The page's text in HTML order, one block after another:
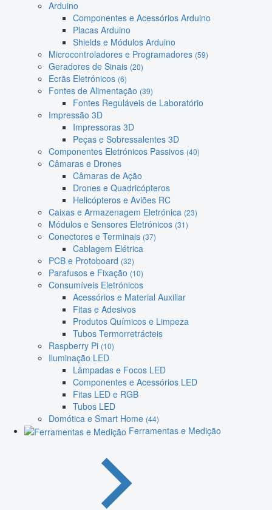
Arduino
Componentes e Acessórios Arduino
Placas Arduino
Shields e Módulos Arduino
Microcontroladores e Programadores (59)
Geradores de Sinais (20)
Ecrãs Eletrónicos (6)
Fontes de Alimentação (39)
Fontes Reguláveis de Laboratório
Impressão 3D
Impressoras 3D
Peças e Sobressalentes 3D
Componentes Eletrónicos Passivos (40)
Câmaras e Drones
Câmaras de Ação
Drones e Quadricópteros
Helicópteros e Aviões RC
Caixas e Armazenagem Eletrónica (23)
Módulos e Sensores Eletrónicos (31)
Conectores e Terminais (37)
Cablagem Elétrica
PCB e Protoboard (32)
Parafusos e Fixação (10)
Consumíveis Eletrónicos
Acessórios e Material Auxiliar
Fitas e Adesivos
Produtos Químicos e Limpeza
Tubos Termorretrácteis
Raspberry Pi (10)
Iluminação LED
Lâmpadas e Focos LED
Componentes e Acessórios LED
Fitas LED e RGB
Tubos LED
Domótica e Smart Home (44)
Ferramentas e Medição